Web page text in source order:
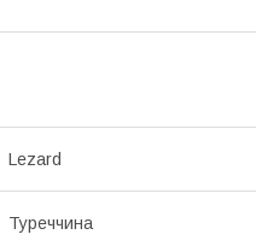
Lezard
Туреччина